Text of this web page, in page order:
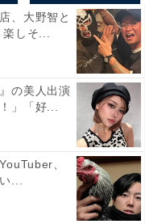
、大野智と
楽しそ...
の美人出演
」「好...
、
...